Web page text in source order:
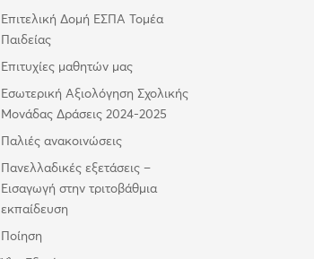
Επιτελική Δομή ΕΣΠΑ Τομέα
Παιδείας
Επιτυχίες μαθητών μας
Εσωτερική Αξιολόγηση Σχολικής
Μονάδας Δράσεις 2024-2025
Παλιές ανακοινώσεις
Πανελλαδικές εξετάσεις –
Εισαγωγή στην τριτοβάθμια
εκπαίδευση
Ποίηση